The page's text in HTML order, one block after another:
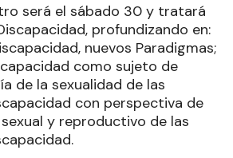
será el sábado 30 y tratará
profundizando en:
nuevos Paradigmas;
como sujeto de
de la sexualidad de las
con perspectiva de
y reproductivo de las